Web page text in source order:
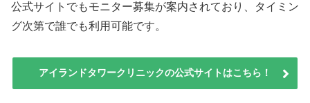
公式サイトでもモニター募集が案内されており、タイミン
グ次第で誰でも利用可能です。
アイランドタワークリニックの公式サイトはこちら！